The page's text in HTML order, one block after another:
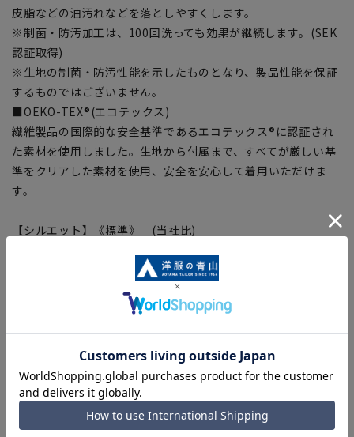
皮脂などの油汚れなどを落としやすくします。
※制菌・防汚加工は、100回洗っても効果が継続します。(SEK
認証取得)
※生地の制菌・防汚性能を示したものとなり、製品性能を保証
するものではございません。
■OEKO-TEX®(エコテックス)
繊維製品の国際的な安全基準であるエコテックス®に認証され
た素材を使用しました。生地から付属まで、すべてが厳しい基
準をクリアした素材を使用、安全を安心して着用いただけま
す。
【シルエット】《標準》 (当社比)
【商品に関するご注意】
■商品画像はサンプルのため、色味やサイズ等の仕様に変更が
ある場合がございますので、予めご了承ください。
入の目安としてご利用ください。
■生地や仕様・デザインにより、着用感や実際のサイズ表に若
干の誤差が生じる場合がございます。予めご了承ください。
■サイズスペックは仕上がりサイズを記載しております。一
部、商品現物におすすめサイズ(ヌードサイズ)を記載している